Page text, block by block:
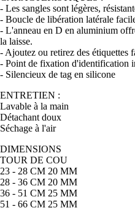
- Les sangles sont légères,
- Boucle de libération latérale
- L'anneau en D en aluminium
la laisse.
- Ajoutez ou retirez des
- Point de fixation d'identification
- Silencieux de tag en silicone
ENTRETIEN :
Lavable à la main
Détachant doux
Séchage à l'air
DIMENSIONS
TOUR DE COU
23 - 28 CM 20 MM
28 - 36 CM 20 MM
36 - 51 CM 25 MM
51 - 66 CM 25 MM